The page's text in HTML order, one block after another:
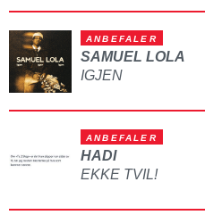
ANBEFALER
SAMUEL LOLA
IGJEN
ANBEFALER
HADI
EKKE TVIL!